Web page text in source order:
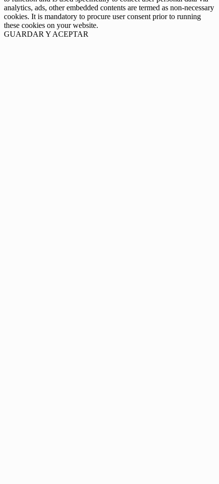
analytics, ads, other embedded contents are termed as non-necessary
cookies. It is mandatory to procure user consent prior to running
these cookies on your website.
GUARDAR Y ACEPTAR